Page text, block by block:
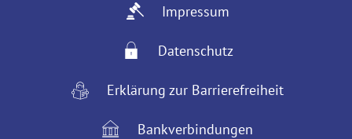
Impressum
Datenschutz
Erklärung zur Barrierefreiheit
Bankverbindungen